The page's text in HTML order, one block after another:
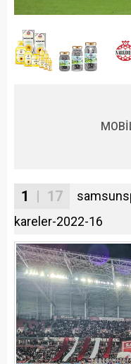
1 | 17
kareler-2022-16